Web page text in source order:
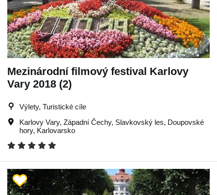
Mezinárodní filmový festival Karlovy
Vary 2018 (2)
Výlety, Turistické cíle
Karlovy Vary, Západní Čechy, Slavkovský les, Doupovské
hory, Karlovarsko